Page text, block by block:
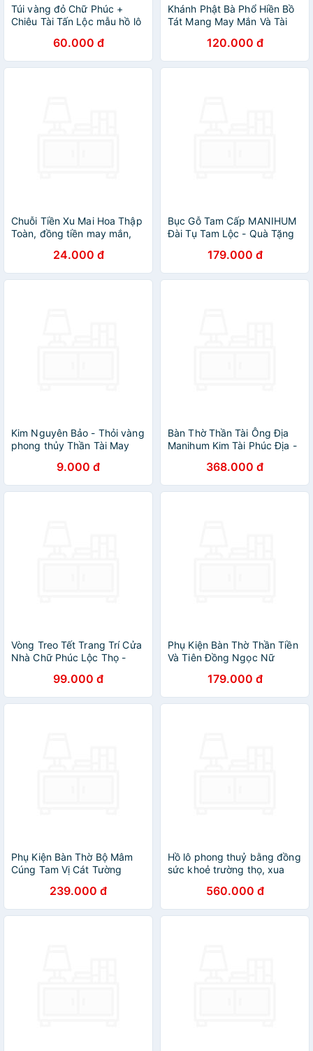
Túi vàng đỏ Chữ Phúc +
Chiêu Tài Tấn Lộc mẫu hồ lô
60.000 đ
Khánh Phật Bà Phổ Hiền Bồ
Tát Mang May Mắn Và Tài
120.000 đ
Chuỗi Tiền Xu Mai Hoa Thập
Toàn, đồng tiền may mắn,
24.000 đ
Bục Gỗ Tam Cấp MANIHUM
Đài Tụ Tam Lộc - Quà Tặng
Tài - BTL-01179.000 đ
Kim Nguyên Bảo - Thỏi vàng
phong thủy Thần Tài May
Hàng Chính Hãng
9.000 đ
Bàn Thờ Thần Tài Ông Địa
Manihum Kim Tài Phúc Địa -
Mắn Chiêu Tài- BTN-02
368.000 đ
Vòng Treo Tết Trang Trí Cửa
Nhà Chữ Phúc Lộc Thọ -
Mắn - HÀNG CHÍNH HÃNG
MINIIN
99.000 đ
Phụ Kiện Bàn Thờ Thần Tiền
Và Tiên Đồng Ngọc Nữ
Thủy May Mắn Chiêu Tài -
BTNPK-01
179.000 đ
Phụ Kiện Bàn Thờ Bộ Mâm
Cúng Tam Vị Cát Tường
Thủy May Mắn Chiêu Tài -
BTLPK-02
239.000 đ
Hồ lô phong thuỷ bằng đồng
sức khoẻ trường thọ, xua
ngũ đế may mắn
560.000 đ